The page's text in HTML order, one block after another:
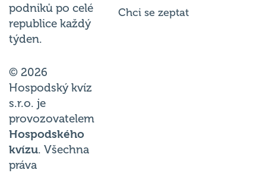
podniků po celé
republice každý
týden.
© 2026
Hospodský kvíz
s.r.o. je
provozovatelem
Hospodského
kvízu. Všechna
práva
Chci se zeptat